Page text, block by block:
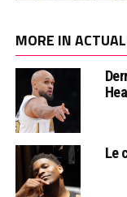
MORE IN
Le